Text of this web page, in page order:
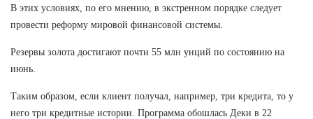
В этих условиях, по его мнению, в экстренном порядке следует
провести реформу мировой финансовой системы.
Резервы золота достигают почти 55 млн унций по состоянию на
июнь.
Таким образом, если клиент получал, например, три кредита, то у
него три кредитные истории. Программа обошлась Деки в 22